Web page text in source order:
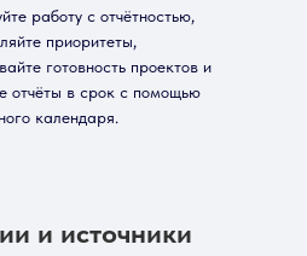
работу с отчётностью,
приоритеты,
готовность проектов и
отчёты в срок с помощью
календаря.
и источники